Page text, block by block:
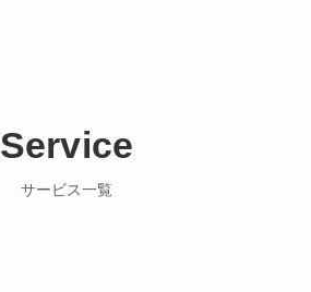
Service
サービス一覧